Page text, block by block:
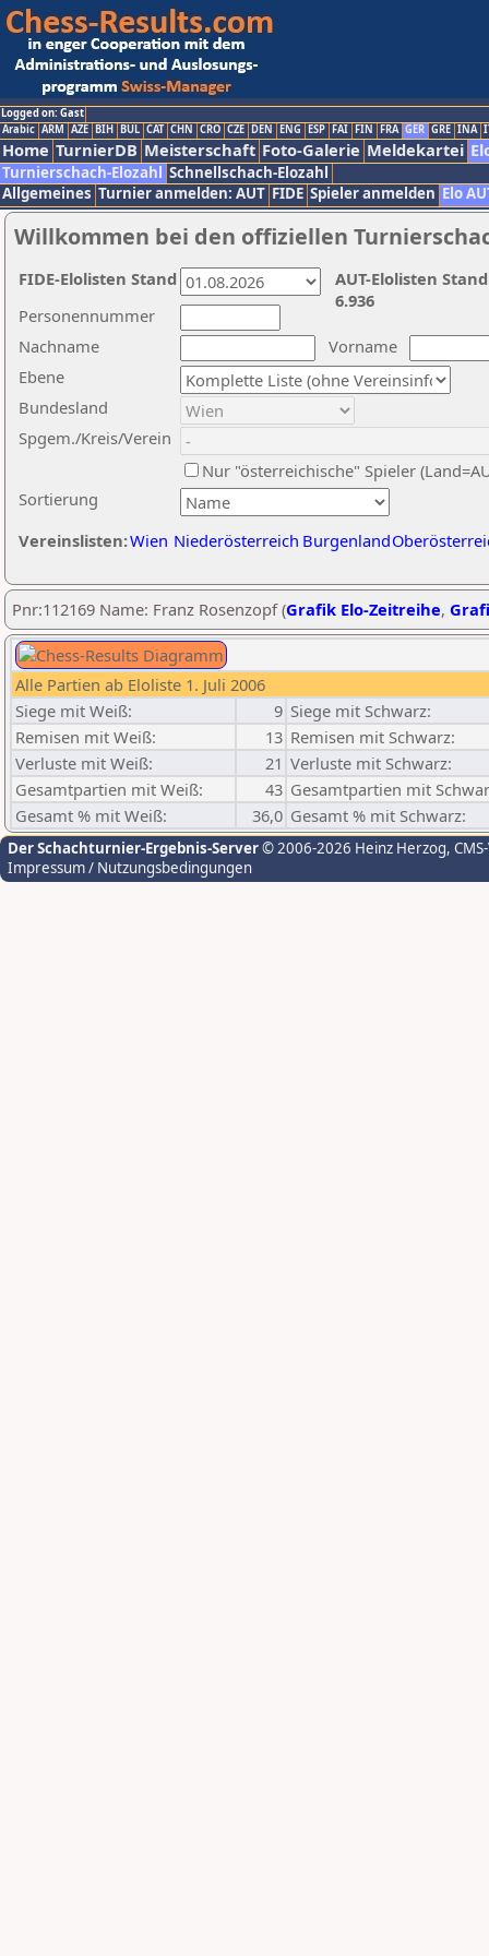
Logged on: Gast
Arabic ARM AZE BIH BUL CAT CHN CRO CZE DEN ENG ESP FAI FIN FRA GER GRE INA
Home TurnierDB Meisterschaft Foto-Galerie Meldekartei
Turnierschach-Elozahl Schnellschach-Elozahl
Allgemeines Turnier anmelden: AUT FIDE Spieler anmelden Elo
Willkommen bei den offiziellen
Nachname
Vorname
Ebene
Sortierung
Personennummer
Bundesland
Spgem./Kreis/Verein
Nur "österreichische" Spieler
Vereinslisten:Wien Niederösterreich Burgenland
AUT-Elolisten
6.936
FIDE-Elolisten Stand
Pnr:112169 Name: Franz Rosenzopf (Grafik Elo-Zeitreihe,
Alle Partien ab Eloliste 1. Juli 2006
Siege mit Weiß:
9 Siege mit Schwarz:
Remisen mit Weiß:
13 Remisen mit Schwarz:
Verluste mit Weiß:
21 Verluste mit Schwarz:
Gesamtpartien mit Weiß:
43 Gesamtpartien mit
Gesamt % mit Weiß:
36,0 Gesamt % mit Schwarz:
Der Schachturnier-Ergebnis-Server© 2006-2026 Heinz Herzog,
Impressum / Nutzungsbedingungen